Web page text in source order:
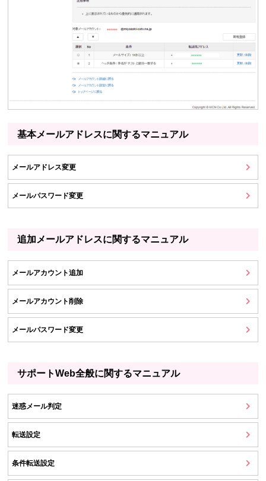
基本メールアドレスに関するマニュアル
メールアドレス変更
メールパスワード変更
追加メールアドレスに関するマニュアル
メールアカウント追加
メールアカウント削除
メールパスワード変更
サポートWeb全般に関するマニュアル
迷惑メール判定
転送設定
条件転送設定